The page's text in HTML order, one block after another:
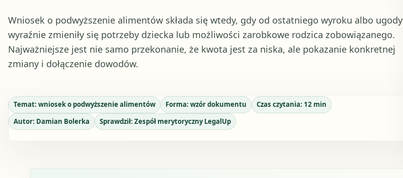
Wniosek o podwyższenie alimentów składa się wtedy, gdy od ostatniego wyroku albo ugody
wyraźnie zmieniły się potrzeby dziecka lub możliwości zarobkowe rodzica zobowiązanego.
Najważniejsze jest nie samo przekonanie, że kwota jest za niska, ale pokazanie konkretnej
zmiany i dołączenie dowodów.
Temat: wniosek o podwyższenie alimentów Forma: wzór dokumentu Czas czytania: 12 min
Autor: Damian Bolerka Sprawdził: Zespół merytoryczny LegalUp